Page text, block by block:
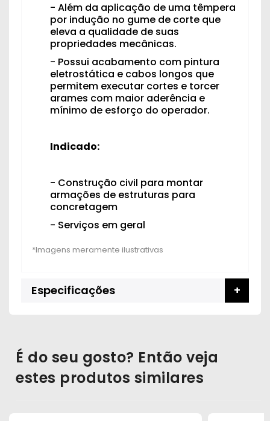
- Além da aplicação de uma têmpera
por indução no gume de corte que
eleva a qualidade de suas
propriedades mecânicas.
- Possui acabamento com pintura
eletrostática e cabos longos que
permitem executar cortes e torcer
arames com maior aderência e
mínimo de esforço do operador.
Indicado:​
- Construção civil para montar
armações de estruturas para
concretagem
- Serviços em geral
Especificações
É do seu gosto? Então veja
estes produtos similares